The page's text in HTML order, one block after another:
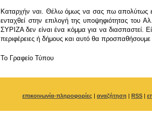
Καταρχήν ναι. Θέλω όμως να σας πω απολύτως
ενταχθεί στην επιλογή της υποψηφιότητας του
ΣΥΡΙΖΑ δεν είναι ένα κόμμα για να διασπαστεί.
περιφέρειες ή δήμους και αυτό θα
To Γραφείο Τύπου
επικοινωνία-πληροφορίες | αναζήτηση | RSS |